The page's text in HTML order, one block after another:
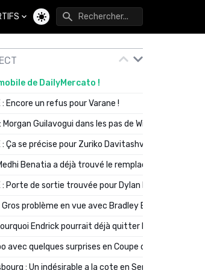
Changer de thème
de DailyMercato !
: Encore un refus pour Varane !
Guilavogui dans les pas de Will Still ?
Ça se précise pour Zuriko Davitashvili
Benatia a déjà trouvé le remplaçant de Robinio
: Porte de sortie trouvée pour Dylan Batubinsika
problème en vue avec Bradley Barcola ?
Endrick pourrait déjà quitter Lyon en janvier
avec quelques surprises en Coupe de France
: Un indésirable a la cote en Serie A